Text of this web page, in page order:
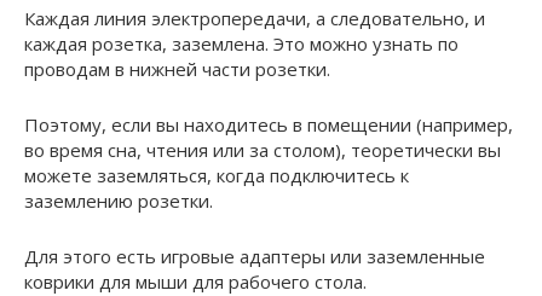
Каждая линия электропередачи, а следовательно, и
каждая розетка, заземлена. Это можно узнать по
проводам в нижней части розетки.
Поэтому, если вы находитесь в помещении (например,
во время сна, чтения или за столом), теоретически вы
можете заземляться, когда подключитесь к
заземлению розетки.
Для этого есть игровые адаптеры или заземленные
коврики для мыши для рабочего стола.